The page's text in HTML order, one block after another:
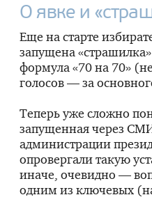
О явке и
Еще на старте
запущена
формула «70 на 70»
голосов — за
Теперь уже сложно
запущенная через
администрации
опровергали такую
иначе, очевидно —
одним из ключевых